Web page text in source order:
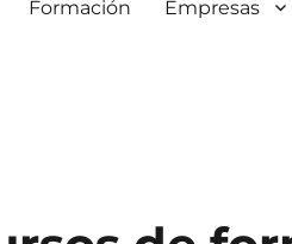
Formación Empresas